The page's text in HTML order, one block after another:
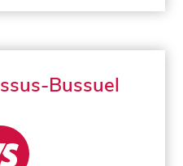
Bussuel